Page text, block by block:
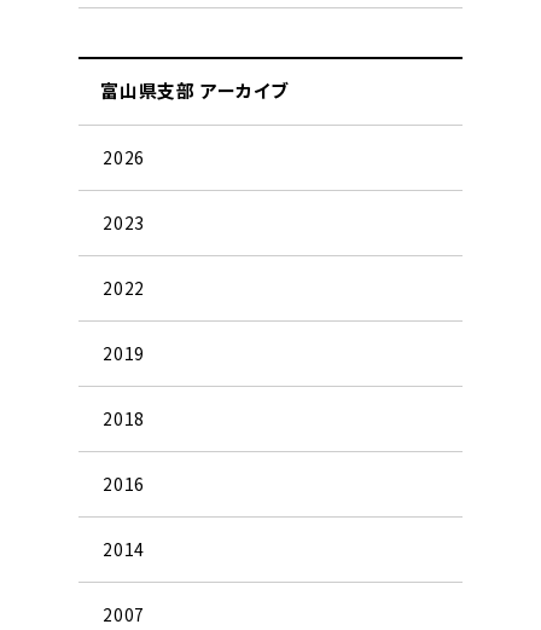
富山県支部 アーカイブ
2026
2023
2022
2019
2018
2016
2014
2007